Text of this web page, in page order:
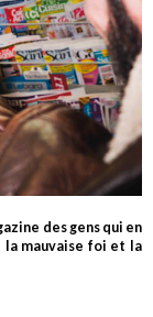
des gens qui en
la mauvaise foi et la